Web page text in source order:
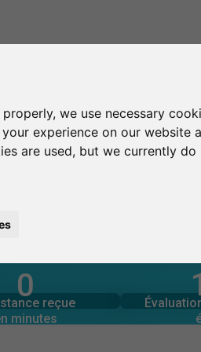
we use necessary
experience on our website
are used, but we currently
0
reçue
minutes
0 fournie
en minutes